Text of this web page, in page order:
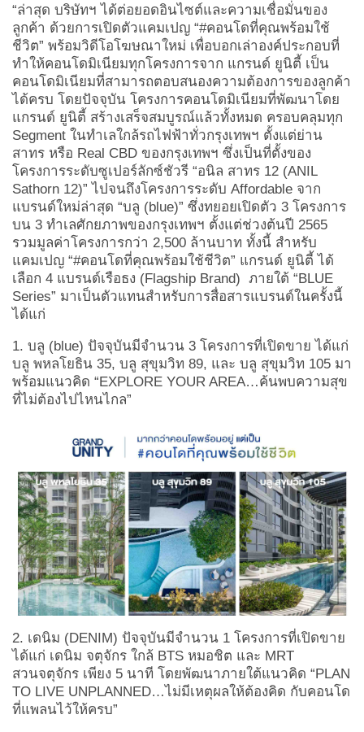
“ล่าสุด บริษัทฯ ได้ต่อยอดอินไซต์และความเชื่อมั่นของ
ลูกค้า ด้วยการเปิดตัวแคมเปญ “#คอนโดที่คุณพร้อมใช้
ชีวิต” พร้อมวิดีโอโฆษณาใหม่ เพื่อบอกเล่าองค์ประกอบที่
ทำให้คอนโดมิเนียมทุกโครงการจาก แกรนด์ ยูนิตี้ เป็น
คอนโดมิเนียมที่สามารถตอบสนองความต้องการของลูกค้า
ได้ครบ โดยปัจจุบัน โครงการคอนโดมิเนียมที่พัฒนาโดย
แกรนด์ ยูนิตี้ สร้างเสร็จสมบูรณ์แล้วทั้งหมด ครอบคลุมทุก
Segment ในทำเลใกล้รถไฟฟ้าทั่วกรุงเทพฯ ตั้งแต่ย่าน
สาทร หรือ Real CBD ของกรุงเทพฯ ซึ่งเป็นที่ตั้งของ
โครงการระดับซูเปอร์ลักซ์ชัวรี “อนิล สาทร 12 (ANIL
Sathorn 12)” ไปจนถึงโครงการระดับ Affordable จาก
แบรนด์ใหม่ล่าสุด “บลู (blue)” ซึ่งทยอยเปิดตัว 3 โครงการ
บน 3 ทำเลศักยภาพของกรุงเทพฯ ตั้งแต่ช่วงต้นปี 2565
รวมมูลค่าโครงการกว่า 2,500 ล้านบาท ทั้งนี้ สำหรับ
แคมเปญ “#คอนโดที่คุณพร้อมใช้ชีวิต” แกรนด์ ยูนิตี้ ได้
เลือก 4 แบรนด์เรือธง (Flagship Brand) ภายใต้ “BLUE
Series” มาเป็นตัวแทนสำหรับการสื่อสารแบรนด์ในครั้งนี้
ได้แก่
1. บลู (blue) ปัจจุบันมีจำนวน 3 โครงการที่เปิดขาย ได้แก่
บลู พหลโยธิน 35, บลู สุขุมวิท 89, และ บลู สุขุมวิท 105 มา
พร้อมแนวคิด “EXPLORE YOUR AREA…ค้นพบความสุข
ที่ไม่ต้องไปไหนไกล”
2. เดนิม (DENIM) ปัจจุบันมีจำนวน 1 โครงการที่เปิดขาย
ได้แก่ เดนิม จตุจักร ใกล้ BTS หมอชิต และ MRT
สวนจตุจักร เพียง 5 นาที โดยพัฒนาภายใต้แนวคิด “PLAN
TO LIVE UNPLANNED…ไม่มีเหตุผลให้ต้องคิด กับคอนโด
ที่แพลนไว้ให้ครบ”